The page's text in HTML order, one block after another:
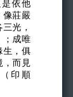
依他
像莊嚴
光，
；成唯
生，俱
，而見
印順